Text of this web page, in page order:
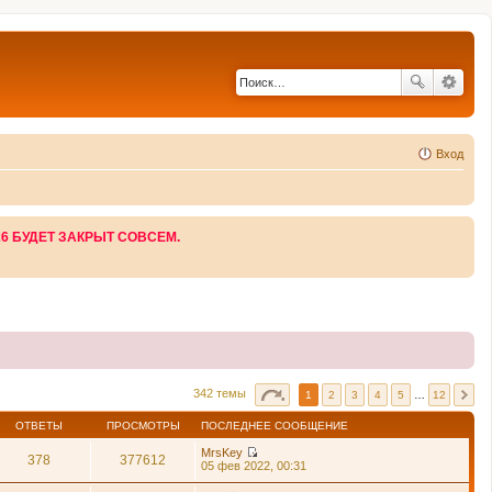
Вход
БУДЕТ ЗАКРЫТ СОВСЕМ.
342 темы 1 2 3 4 5 12
ОТВЕТЫ ПРОСМОТРЫ ПОСЛЕДНЕЕ СООБЩЕНИЕ
378 377612
MrsKey
П
05 фев 2022, 00:31